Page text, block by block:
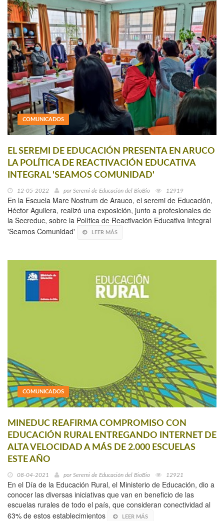
COMUNICADOS
EL SEREMI DE EDUCACIÓN PRESENTA EN ARUCO
LA POLÍTICA DE REACTIVACIÓN EDUCATIVA
INTEGRAL 'SEAMOS COMUNIDAD'
12-05-2022 por Seremi de Educación del BioBio 12919
En la Escuela Mare Nostrum de Arauco, el seremi de Educación,
Héctor Aguilera, realizó una exposición, junto a profesionales de
la Secreduc, sobre la Política de Reactivación Educativa Integral
'Seamos Comunidad'
LEER MÁS
COMUNICADOS
MINEDUC REAFIRMA COMPROMISO CON
EDUCACIÓN RURAL ENTREGANDO INTERNET DE
ALTA VELOCIDAD A MÁS DE 2.000 ESCUELAS
ESTE AÑO
08-04-2021 por Seremi de Educación del BioBio 12921
En el Día de la Educación Rural, el Ministerio de Educación, dio a
conocer las diversas iniciativas que van en beneficio de las
escuelas rurales de todo el país, que consideran conectividad al
63% de estos establecimientos
LEER MÁS